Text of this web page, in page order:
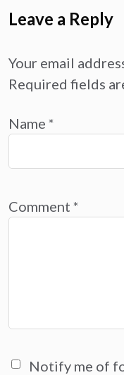
Leave a Reply
Your email
Required fields
Name *
Comment *
Notify me of